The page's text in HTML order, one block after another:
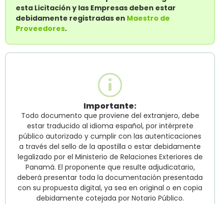
esta Licitación y las Empresas deben estar
debidamente registradas en Maestro de
Proveedores.
Importante:
Todo documento que proviene del extranjero, debe
estar traducido al idioma español, por intérprete
público autorizado y cumplir con las autenticaciones
a través del sello de la apostilla o estar debidamente
legalizado por el Ministerio de Relaciones Exteriores de
Panamá. El proponente que resulte adjudicatario,
deberá presentar toda la documentación presentada
con su propuesta digital, ya sea en original o en copia
debidamente cotejada por Notario Público.